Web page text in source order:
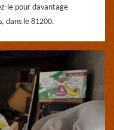
le pour davantage
dans le 81200.